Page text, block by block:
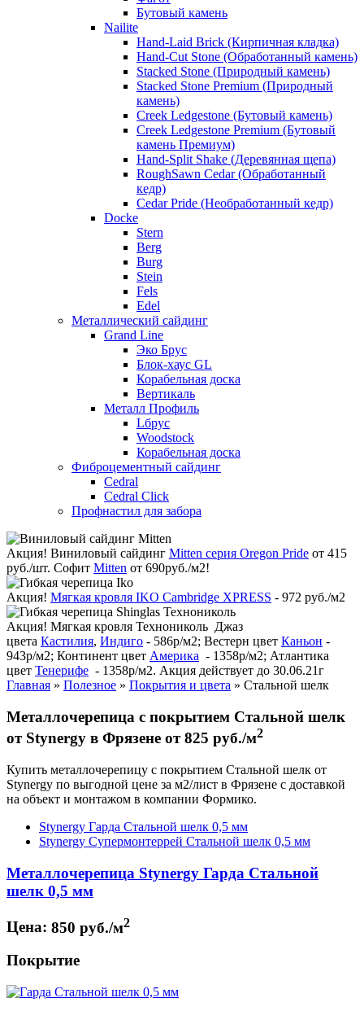
Бутовый камень
Nailite
Hand-Laid Brick (Кирпичная кладка)
Hand-Cut Stone (Обработанный камень)
Stacked Stone (Природный камень)
Stacked Stone Premium (Природный
камень)
Creek Ledgestone (Бутовый камень)
Creek Ledgestone Premium (Бутовый
камень Премиум)
Hand-Split Shake (Деревянная щепа)
RoughSawn Cedar (Обработанный
кедр)
Cedar Pride (Необработанный кедр)
Docke
Stern
Berg
Burg
Stein
Fels
Edel
Металлический сайдинг
Grand Line
Эко Брус
Блок-хаус GL
Корабельная доска
Вертикаль
Металл Профиль
Lбрус
Woodstock
Корабельная доска
Фиброцементный сайдинг
Cedral
Cedral Click
Профнастил для забора
Акция! Виниловый сайдинг Mitten серия Oregon Pride от 415
руб./шт. Софит Mitten от 690руб./м2!
Акция! Мягкая кровля IKO Cambridge XPRESS - 972 руб./м2
Акция! Мягкая кровля Технониколь Джаз
цвета Кастилия, Индиго - 586р/м2; Вестерн цвет Каньон -
943р/м2; Континент цвет Америка - 1358р/м2; Атлантика
цвет Тенерифе - 1358р/м2. Акция действует до 30.06.21г
Главная » Полезное » Покрытия и цвета » Стальной шелк
Металлочерепица с покрытием Стальной шелк
от Stynergy в Фрязене от 825 руб./м2
Купить металлочерепицу с покрытием Стальной шелк от
Stynergy по выгодной цене за м2/лист в Фрязене с доставкой
на объект и монтажом в компании Формико.
Stynergy Гарда Стальной шелк 0,5 мм
Stynergy Супермонтеррей Стальной шелк 0,5 мм
Металлочерепица Stynergy Гарда Стальной
шелк 0,5 мм
Цена: 850 руб./м2
Покрытие